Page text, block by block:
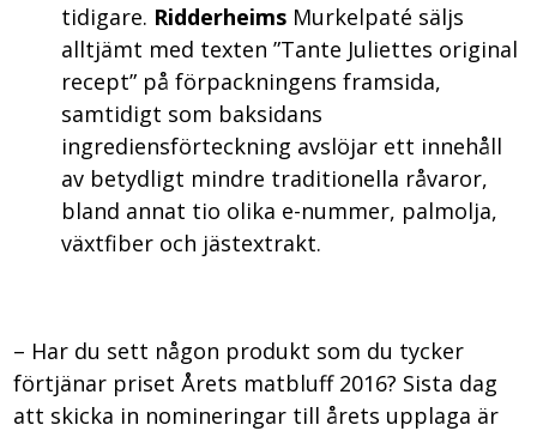
tidigare. Ridderheims Murkelpaté säljs
alltjämt med texten ”Tante Juliettes original
recept” på förpackningens framsida,
samtidigt som baksidans
ingrediensförteckning avslöjar ett innehåll
av betydligt mindre traditionella råvaror,
bland annat tio olika e-nummer, palmolja,
växtfiber och jästextrakt.
– Har du sett någon produkt som du tycker
förtjänar priset Årets matbluff 2016? Sista dag
att skicka in nomineringar till årets upplaga är